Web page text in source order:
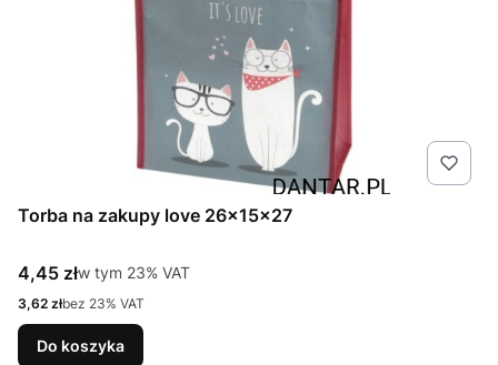
Torba na zakupy love 26x15x27
Cena brutto
4,45 złw tym %s VAT
w tym 23% VAT
Cena netto
3,62 złbez 23% VAT
Do koszyka